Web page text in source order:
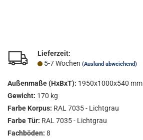
Lieferzeit:
5-7 Wochen (Ausland abweichend)
Außenmaße (HxBxT): 1950x1000x540 mm
Gewicht: 170 kg
Farbe Korpus: RAL 7035 - Lichtgrau
Farbe Tür: RAL 7035 - Lichtgrau
Fachböden: 8